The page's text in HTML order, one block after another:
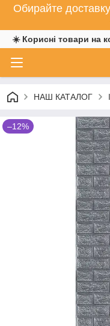
Обирайте
☀️ Корисні товари на
НАШ КАТАЛОГ
–12%